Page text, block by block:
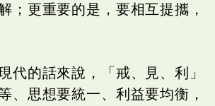
；更重要的是，要相互提攜，
代的話來說，「戒、見、利」
、思想要統一、利益要均衡，